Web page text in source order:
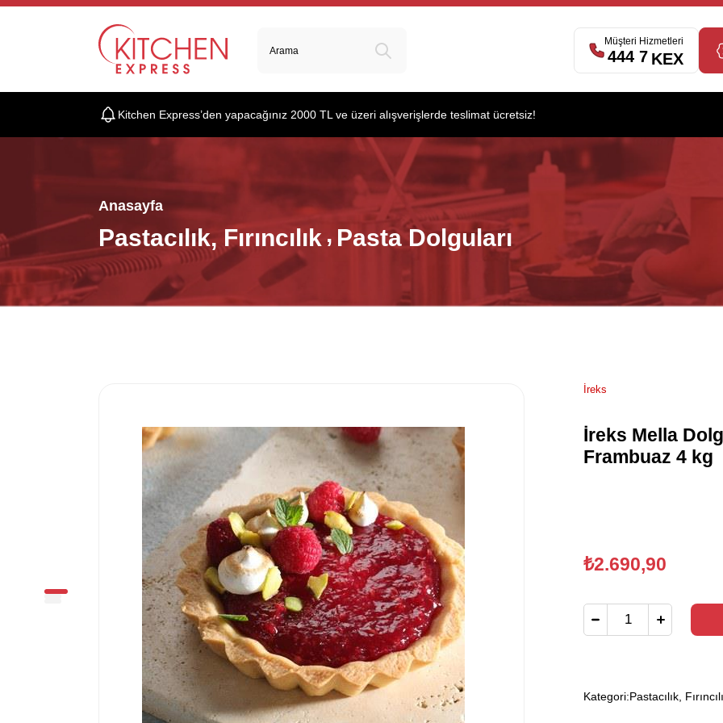
Müşteri Hizmetleri
444 7 539
Kitchen Express’den yapacağınız 2000 TL ve üzeri alışverişlerde teslimat ücretsiz!
Anasayfa
Pastacılık, Fırıncılık Pasta Dolguları
İreks
İreks Mella
Frambuaz 4 kg
₺2.690,90
Kategori:Pastacılık,